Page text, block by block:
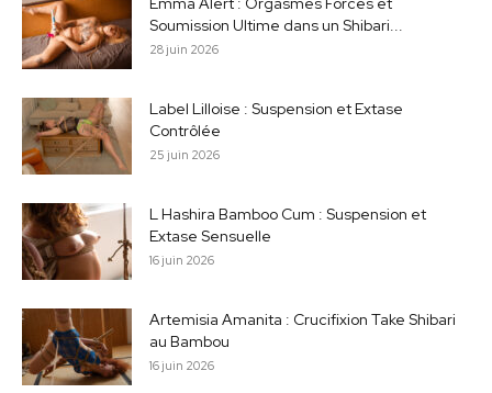
Emma Alert : Orgasmes Forcés et
Soumission Ultime dans un Shibari...
28 juin 2026
Label Lilloise : Suspension et Extase
Contrôlée
25 juin 2026
L Hashira Bamboo Cum : Suspension et
Extase Sensuelle
16 juin 2026
Artemisia Amanita : Crucifixion Take Shibari
au Bambou
16 juin 2026